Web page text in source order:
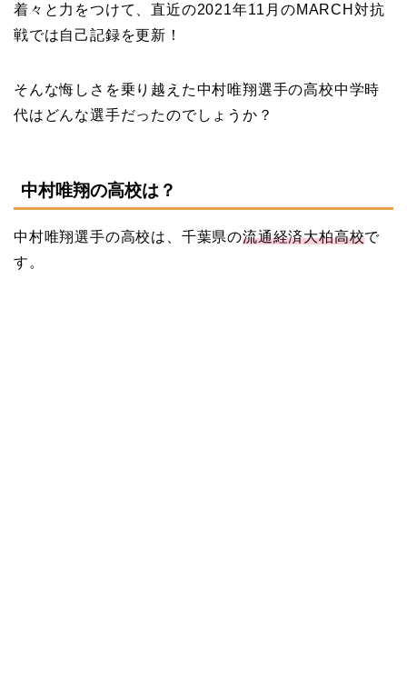
着々と力をつけて、直近の2021年11月のMARCH対抗
戦では自己記録を更新！
そんな悔しさを乗り越えた中村唯翔選手の高校中学時
代はどんな選手だったのでしょうか？
中村唯翔の高校は？
中村唯翔選手の高校は、千葉県の流通経済大柏高校で
す。